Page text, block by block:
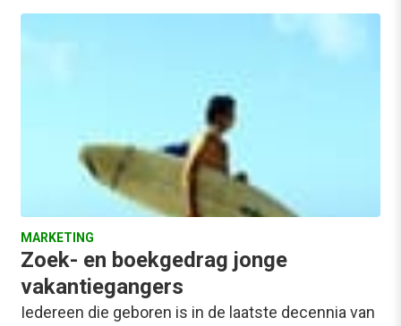
MARKETING
Zoek- en boekgedrag jonge
vakantiegangers
Iedereen die geboren is in de laatste decennia van